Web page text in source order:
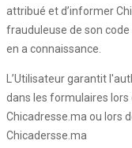
attribué et d’informer
frauduleuse de son code
en a connaissance.
L’Utilisateur garantit
dans les formulaires lors
Chicadresse.ma ou lors
Chicadersse.ma